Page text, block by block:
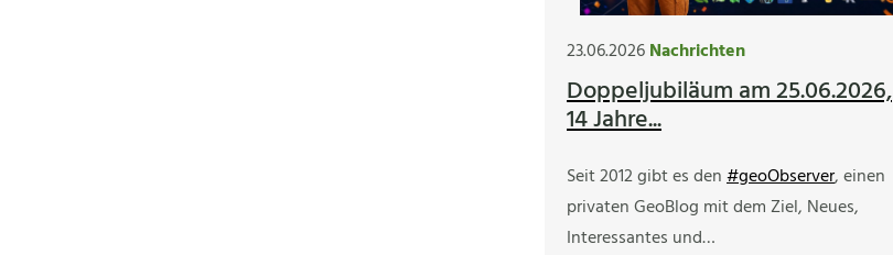
23.06.2026Nachrichten
Doppeljubiläum am 25.06.2026,
14 Jahre...
Seit 2012 gibt es den#geoObserver, einen
privaten GeoBlog mit dem Ziel, Neues,
Interessantes und…